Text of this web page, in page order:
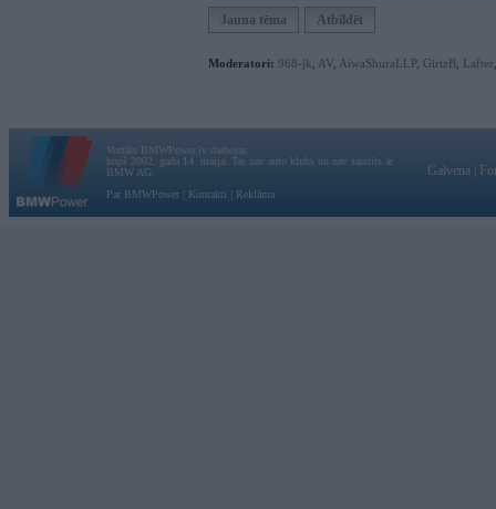
Jauna tēma Atbildēt
Moderatori: 968-jk AV AiwaShuraLLP, GirtzB Lafter
Vortāls BMWPower.lv darbojas
kopš 2002. gada 14. maija. Tas nav auto klubs un nav saistīts ar
BMW AG.
Par BMWPower
Kontakti Reklāma
Galvena